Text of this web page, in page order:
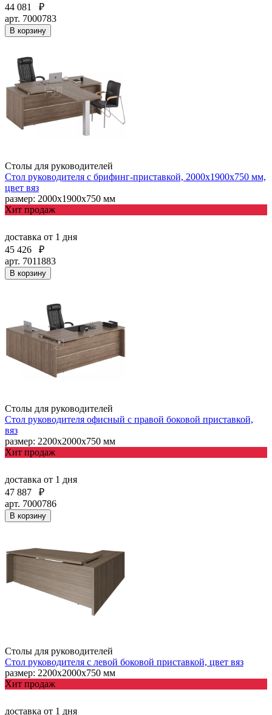
44 081
₽
арт. 7000783
В корзину
Столы для руководителей
Стол руководителя с брифинг-приставкой, 2000х1900х750 мм,
цвет вяз
размер: 2000х1900х750 мм
Хит продаж
доставка от 1 дня
45 426
₽
арт. 7011883
В корзину
Столы для руководителей
Стол руководителя офисный с правой боковой приставкой,
вяз
размер: 2200х2000х750 мм
Хит продаж
доставка от 1 дня
47 887
₽
арт. 7000786
В корзину
Столы для руководителей
Стол руководителя с левой боковой приставкой, цвет вяз
размер: 2200х2000х750 мм
Хит продаж
доставка от 1 дня